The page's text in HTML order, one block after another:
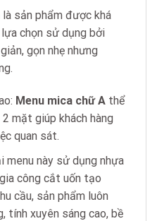
là sản phẩm được khá
lựa chọn sử dụng bởi
gọn nhẹ nhưng
Menu mica chữ Athể
mặt giúp khách hàng
quan sát.
menu này sử dụng nhựa
công cắt uốn tạo
cầu, sản phẩm luôn
tính xuyên sáng cao, bề